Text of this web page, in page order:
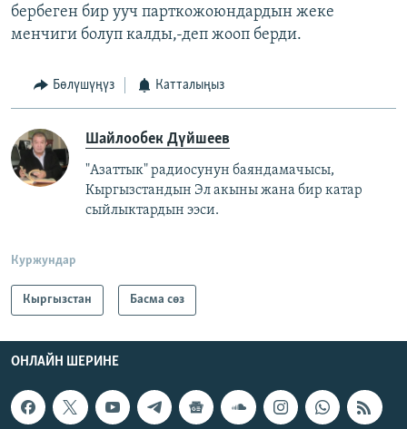
бербеген бир ууч парткожоюндардын жеке
менчиги болуп калды,-деп жооп берди.
Бөлүшүңүз Катталыңыз
Шайлообек Дүйшеев
"Азаттык" радиосунун баяндамачысы,
Кыргызстандын Эл акыны жана бир катар
сыйлыктардын ээси.
Куржундар
Кыргызстан Басма сөз
ОНЛАЙН ШЕРИНЕ